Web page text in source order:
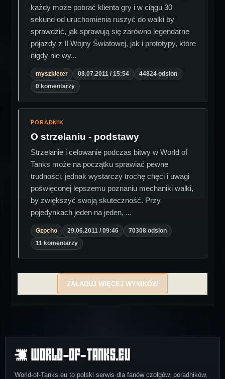
każdy może pobrać klienta gry i w ciągu 30
sekund od uruchomienia ruszyć do walki by
sprawdzić, jak sprawują się zarówno legendarne
pojazdy z II Wojny Światowej, jak i prototypy, które
nigdy nie wy...
myszkieter 08.07.2011 / 15:54
44824 odslon
0 komentarzy
PORADNIK
O strzelaniu - podstawy
Strzelanie i celowanie podczas bitwy w World of
Tanks może na początku sprawiać pewne
trudności, jednak wystarczy trochę chęci i uwagi
poświęconej lepszemu poznaniu mechaniki walki,
by zwiększyć swoją skuteczność. Przy
pojedynkach jeden na jeden, ...
Gzpcho 29.06.2011 / 09:46
70308 odslon
11 komentarzy
ZAŁADUJ WIĘCEJ WYNIKÓW
World-of-Tanks.eu to polski serwis dla fanów czołgów, poradników,